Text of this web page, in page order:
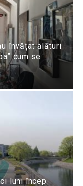
învățat alături
cum se
luni încep